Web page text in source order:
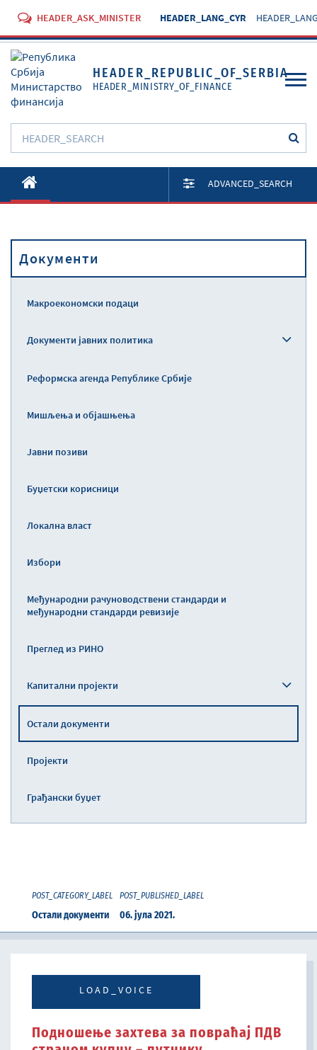
HEADER_ASK_MINISTER HEADER_LANG_CYR
HEADER_REPUBLIC_OF_SERBIA
HEADER_MINISTRY_OF_FINANCE
O Министарству
Активности
Прописи
ADVANCED_SEARCH
Документи
Макроекономски подаци
Документи јавних политика
Реформска агенда Републике Србије
Мишљења и објашњења
Јавни позиви
Буџетски корисници
Локална власт
Избори
Међународни рачуноводствени стандарди и
међународни стандарди ревизије
Преглед из РИНО
Капитални пројекти
Остали документи
Пројекти
Грађански буџет
POST_CATEGORY_LABEL
Остали документи
POST_PUBLISHED_LABEL
06. јула 2021.
LOAD_VOICE
Подношење захтева за повраћај ПДВ